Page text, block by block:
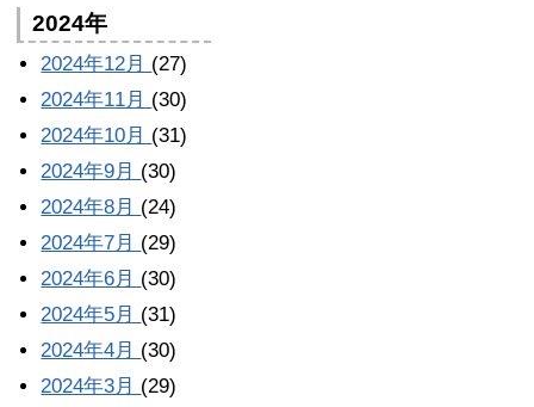
2024年
2024年12月 (27)
2024年11月 (30)
2024年10月 (31)
2024年9月 (30)
2024年8月 (24)
2024年7月 (29)
2024年6月 (30)
2024年5月 (31)
2024年4月 (30)
2024年3月 (29)